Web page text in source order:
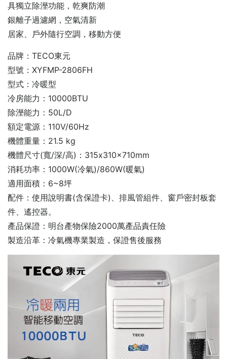
具獨立除溼功能，乾爽防潮
銀離子過濾網，空氣清新
居家、戶外隨行空調，移動方便
品牌：TECO東元
型號：XYFMP-2806FH
型式：冷暖型
冷房能力：10000BTU
除溼能力：50L/D
額定電源：110V/60Hz
機體重量：21.5 kg
機體尺寸(寬/深/高)：315x310x710mm
消耗功率：1000W(冷氣)/860W(暖氣)
適用面積：6~8坪
配件：使用說明書(含保證卡)、排風管組件、窗戶密封板套
件、遙控器。
產品保證：明台產物保險2000萬產品責任險
製造沿革：冷氣機專業製造，保證售後服務